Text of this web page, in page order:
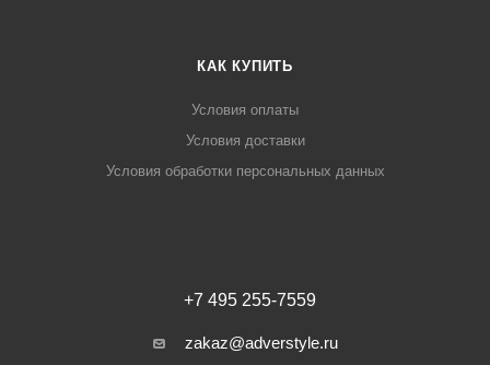
КАК КУПИТЬ
Условия оплаты
Условия доставки
Условия обработки персональных данных
+7 495 255-7559
zakaz@adverstyle.ru